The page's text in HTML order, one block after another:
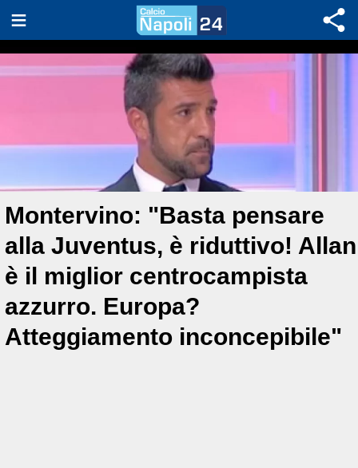
Montervino: "Basta pensare
alla Juventus, è riduttivo! Allan
è il miglior centrocampista
azzurro. Europa?
Atteggiamento inconcepibile"